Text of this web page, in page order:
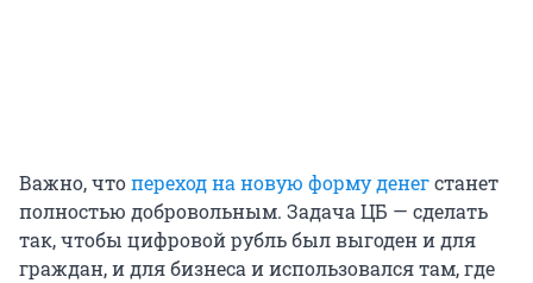
Важно, чтопереход на новую форму денегстанет
полностью добровольным. Задача ЦБ — сделать
так, чтобы цифровой рубль был выгоден и для
граждан, и для бизнеса и использовался там, где